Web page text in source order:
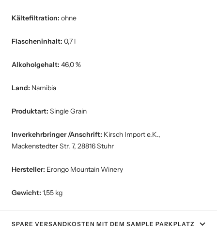
Kältefiltration: ohne
Flascheninhalt: 0,7 l
Alkoholgehalt: 46,0 %
Land: Namibia
Produktart: Single Grain
Inverkehrbringer /Anschrift: Kirsch Import e.K.,
Mackenstedter Str. 7, 28816 Stuhr
Hersteller: Erongo Mountain Winery
Gewicht: 1,55 kg
SPARE VERSANDKOSTEN MIT DEM SAMPLE PARKPLATZ